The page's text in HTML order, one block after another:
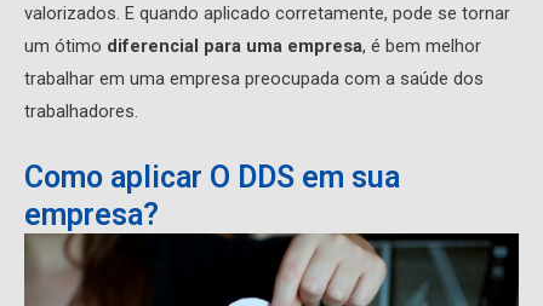
valorizados. E quando aplicado corretamente, pode se tornar
um ótimo diferencial para uma empresa, é bem melhor
trabalhar em uma empresa preocupada com a saúde dos
trabalhadores.
Como aplicar O DDS em sua
empresa?